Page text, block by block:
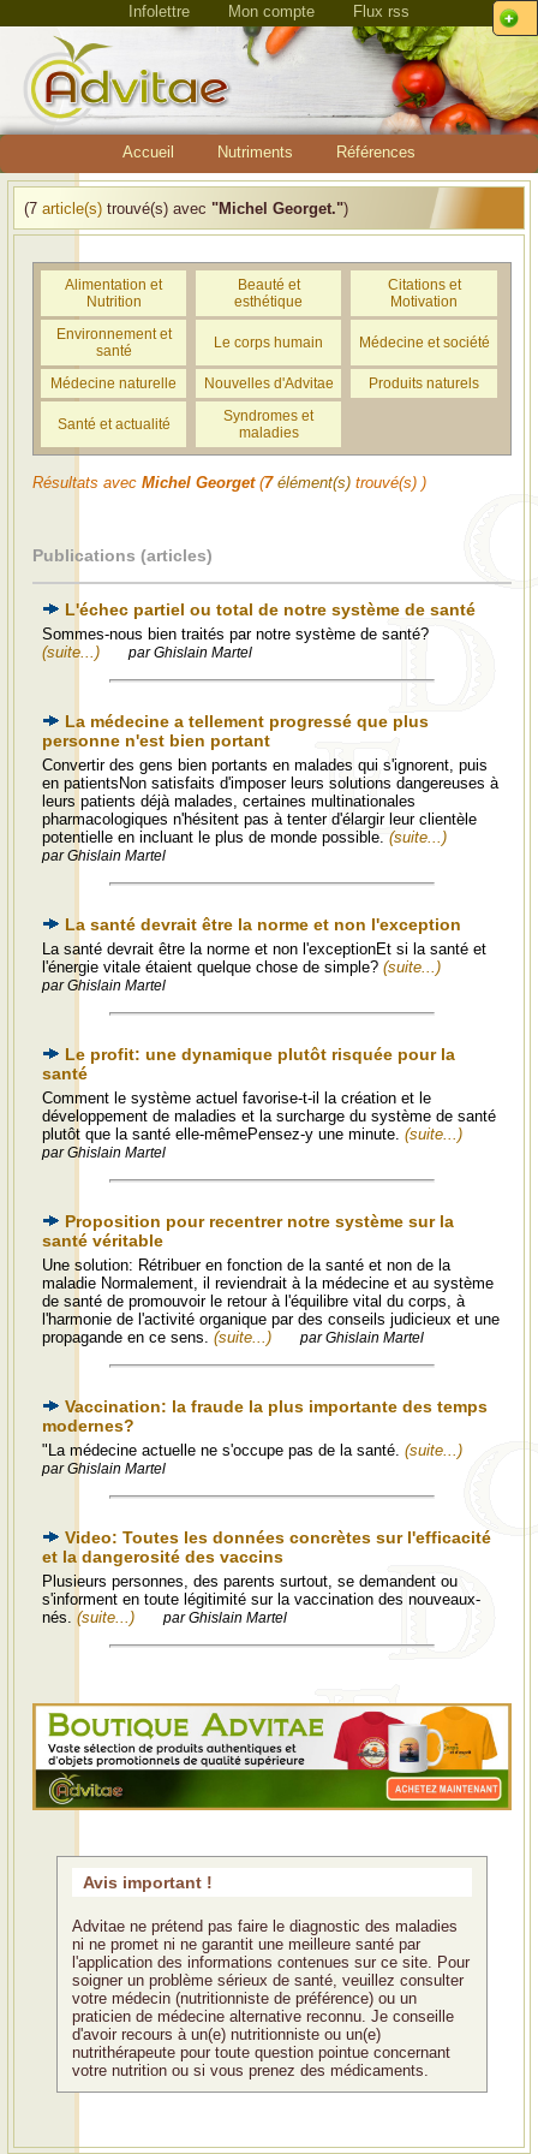
Infolettre Mon compte Flux rss
Accueil Nutriments Références
(7 article(s) trouvé(s) avec "Michel Georget.")
Alimentation et
Nutrition
Beauté et
esthétique
Citations et
Motivation
Environnement et
santé
Le corps humain Médecine et société
Médecine naturelle Nouvelles d'Advitae Produits naturels
Santé et actualité
Syndromes et
maladies
Résultats avec Michel Georget (7 élément(s) trouvé(s) )
Publications (articles)
L'échec partiel ou total de notre système de santé
Sommes-nous bien traités par notre système de santé?
(suite...)
par Ghislain Martel
La médecine a tellement progressé que plus
personne n'est bien portant
Convertir des gens bien portants en malades qui s'ignorent, puis
en patientsNon satisfaits d'imposer leurs solutions dangereuses à
leurs patients déjà malades, certaines multinationales
pharmacologiques n'hésitent pas à tenter d'élargir leur clientèle
potentielle en incluant le plus de monde possible. (suite...)
par Ghislain Martel
La santé devrait être la norme et non l'exception
La santé devrait être la norme et non l'exceptionEt si la santé et
l'énergie vitale étaient quelque chose de simple? (suite...)
par Ghislain Martel
Le profit: une dynamique plutôt risquée pour la
santé
Comment le système actuel favorise-t-il la création et le
développement de maladies et la surcharge du système de santé
plutôt que la santé elle-mêmePensez-y une minute. (suite...)
par Ghislain Martel
Proposition pour recentrer notre système sur la
santé véritable
Une solution: Rétribuer en fonction de la santé et non de la
maladie Normalement, il reviendrait à la médecine et au système
de santé de promouvoir le retour à l'équilibre vital du corps, à
l'harmonie de l'activité organique par des conseils judicieux et une
propagande en ce sens. (suite...) par Ghislain Martel
Vaccination: la fraude la plus importante des temps
modernes?
"La médecine actuelle ne s'occupe pas de la santé. (suite...)
par Ghislain Martel
Video: Toutes les données concrètes sur l'efficacité
et la dangerosité des vaccins
Plusieurs personnes, des parents surtout, se demandent ou
s'informent en toute légitimité sur la vaccination des nouveaux-
nés. (suite...) par Ghislain Martel
Avis important !
Advitae ne prétend pas faire le diagnostic des maladies
ni ne promet ni ne garantit une meilleure santé par
l'application des informations contenues sur ce site. Pour
soigner un problème sérieux de santé, veuillez consulter
votre médecin (nutritionniste de préférence) ou un
praticien de médecine alternative reconnu. Je conseille
d'avoir recours à un(e) nutritionniste ou un(e)
nutrithérapeute pour toute question pointue concernant
votre nutrition ou si vous prenez des médicaments.